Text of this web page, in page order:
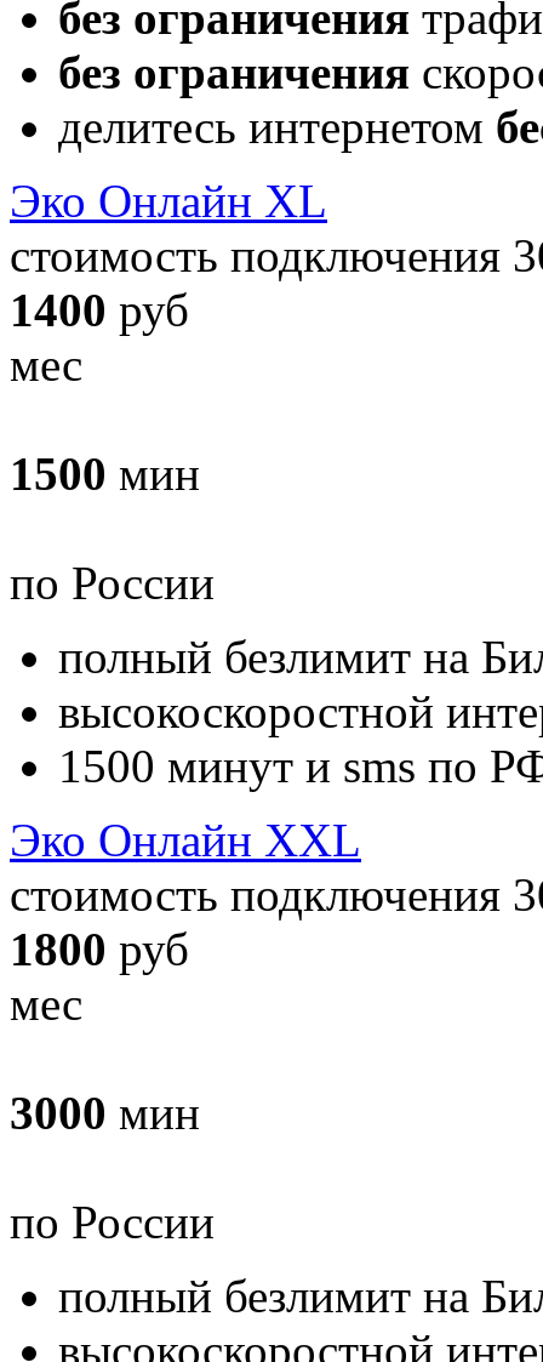
без ограничения
без ограничения
делитесь интернетом
Эко Онлайн XL
стоимость подключения
1400 руб
мес
1500 мин
по России
полный безлимит на
высокоскоростной
1500 минут и sms по
Эко Онлайн XXL
стоимость подключения
1800 руб
мес
3000 мин
по России
полный безлимит на
высокоскоростной